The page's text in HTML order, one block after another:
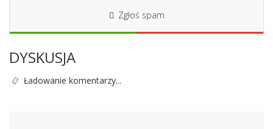
Zgłoś spam
DYSKUSJA
Ładowanie komentarzy...